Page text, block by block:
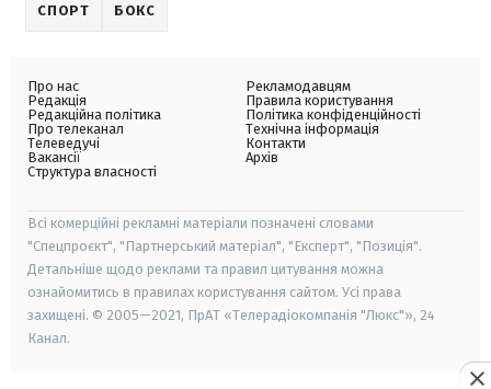
СПОРТ БОКС
Про нас
Редакція
Редакційна політика
Про телеканал
Телеведучі
Вакансії
Структура власності
Рекламодавцям
Правила користування
Політика конфіденційності
Технічна інформація
Контакти
Архів
Всі комерційні рекламні матеріали позначені словами
"Спецпроєкт", "Партнерський матеріал", "Експерт", "Позиція".
Детальніше щодо реклами та правил цитування можна
ознайомитись в правилах користування сайтом. Усі права
захищені. © 2005—2021, ПрАТ «Телерадіокомпанія "Люкс"», 24
Канал.